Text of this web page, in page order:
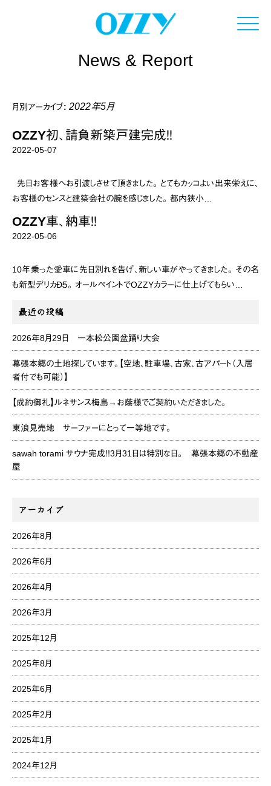
Click
News & Report
月別アーカイブ: 2022年5月
OZZY初、請負新築戸建完成！！
2022-05-07
先日お客様へお引渡しさせて頂きました。 とてもカッコよい出来栄えに、
お客様のセンスと建築会社の腕を感じました。 都内狭小…
OZZY車、納車！！
2022-05-06
10年乗った愛車に先日別れを告げ、新しい車がやってきました。 その名
も新型デリカÐ５。 オールペイントでOZZYカラーに仕上げてもらい…
最近の投稿
2026年8月29日 一本松公園盆踊り大会
幕張本郷の土地探しています。【空地、駐車場、古家、古アパート（入居
者付でも可能）】
【成約御礼】ルネサンス梅島→お蔭様でご契約いただきました。
東浪見売地 サーファーにとって一等地です。
sawah torami サウナ完成！！3月31日は特別な日。 幕張本郷の不動産
屋
アーカイブ
2026年8月
2026年6月
2026年4月
2026年3月
2025年12月
2025年8月
2025年6月
2025年2月
2025年1月
2024年12月